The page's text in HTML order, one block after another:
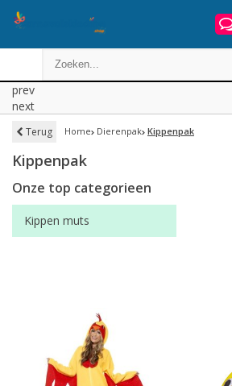
prev
next
Terug Home Dierenpak Kippenpak
Kippenpak
Onze top categorieen
Kippen muts